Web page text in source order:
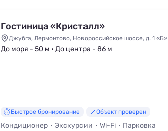
Гостиница «Кристалл»
Джубга, Лермонтово, Новороссийское шоссе, д. 1 «Б»
До моря - 50 м • До центра - 86 м
Быстрое бронирование Объект проверен
Кондиционер Экскурсии Wi-Fi
Парковка